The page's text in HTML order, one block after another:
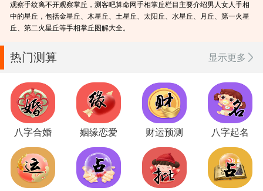
观察手纹离不开观察掌丘，测客吧算命网手相掌丘栏目主要介绍男人女人手相
中的星丘，包括金星丘、木星丘、土星丘、太阳丘、水星丘、月丘、第一火星
丘、第二火星丘等手相掌丘图解大全。
热门测算 显示更多
八字合婚 姻缘恋爱 财运预测 八字起名